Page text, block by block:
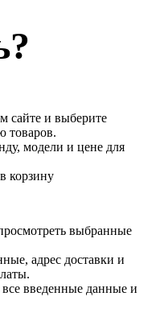
сайте и выберите
товаров.
модели и цене для
корзину
выбранные
адрес доставки и
введенные данные и